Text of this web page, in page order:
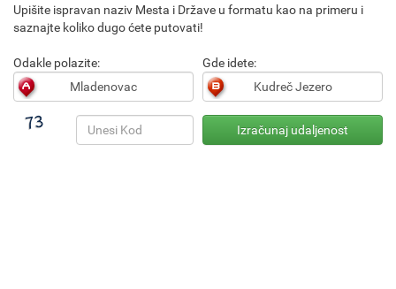
Upišite ispravan naziv Mesta i Države u formatu kao na primeru i
saznajte koliko dugo ćete putovati!
Odakle polazite: Gde idete: